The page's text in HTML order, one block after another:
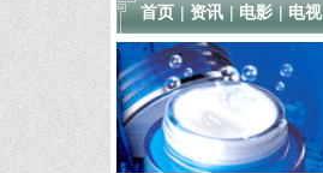
首页 |资讯 |电影 |电视